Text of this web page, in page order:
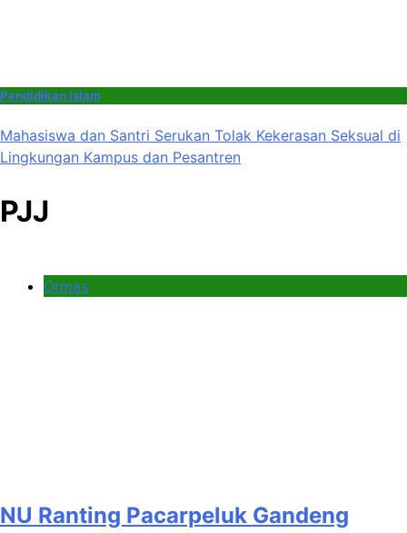
Pendidikan Islam
Mahasiswa dan Santri Serukan Tolak Kekerasan Seksual di
Lingkungan Kampus dan Pesantren
PJJ
Ormas
NU Ranting Pacarpeluk Gandeng